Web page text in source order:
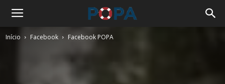
Início Facebook Facebook POPA